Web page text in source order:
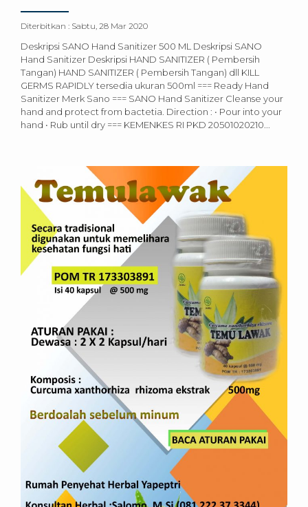
Diterbitkan : Sabtu, 28 Mar 2020
Deskripsi SANO Hand Sanitizer 500 ML Deskripsi SANO
Hand Sanitizer Deskripsi HAND SANITIZER ( Pembersih
Tangan) HAND SANITIZER ( Pembersih Tangan) dll KILL
GERMS RAPIDLY tersedia ukuran 500ml === Ready Hand
Sanitizer Merk Sano === SANO Hand Sanitizer Cleanse your
hand and protect from bactetia. Direction : • Pour into your
hand • Rub until dry === KEMENKES RI PKD 20501020210...